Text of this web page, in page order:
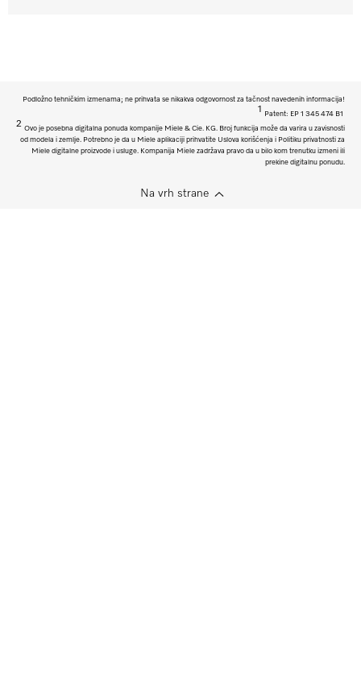
Podložno tehničkim izmenama; ne prihvata se nikakva odgovornost za tačnost navedenih informacija!
1
Patent: EP 1 345 474 B1
2
Ovo je posebna digitalna ponuda kompanije Miele & Cie. KG. Broj funkcija može da varira u zavisnosti
od modela i zemlje. Potrebno je da u Miele aplikaciji prihvatite Uslova korišćenja i Politiku privatnosti za
Miele digitalne proizvode i usluge. Kompanija Miele zadržava pravo da u bilo kom trenutku izmeni ili
prekine digitalnu ponudu.
Na vrh strane